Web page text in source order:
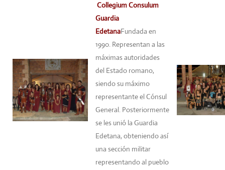
Collegium Consulum
Guardia
EdetanaFundada en
1990. Representan a las
máximas autoridades
del Estado romano,
siendo su máximo
representante el Cónsul
General. Posteriormente
se les unió la Guardia
Edetana, obteniendo así
una sección militar
representando al pueblo